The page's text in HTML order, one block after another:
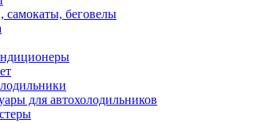
самокаты, беговелы
для автохолодильников